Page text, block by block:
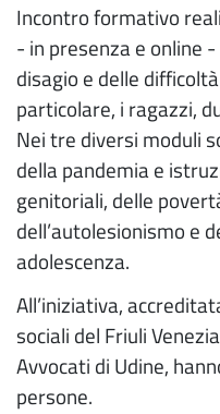
Incontro formativo
- in presenza e online
disagio e delle
particolare, i ragazzi,
Nei tre diversi moduli
della pandemia e
genitoriali, delle
dell’autolesionismo e
adolescenza.
All’iniziativa,
sociali del Friuli
Avvocati di Udine,
persone.